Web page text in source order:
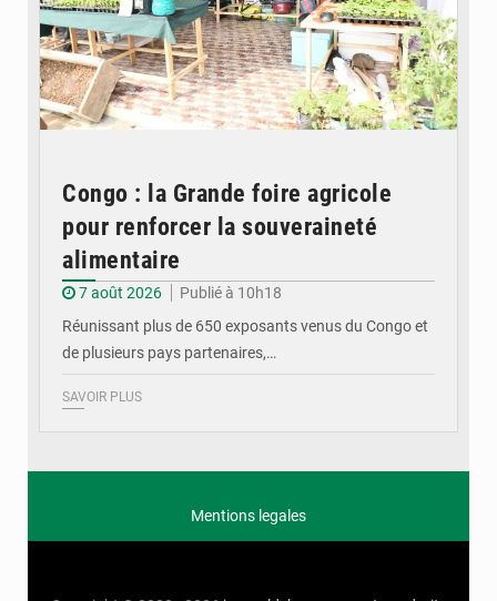
Congo : la Grande foire agricole
pour renforcer la souveraineté
alimentaire
7 août 2026
Publié à 10h18
Réunissant plus de 650 exposants venus du Congo et
de plusieurs pays partenaires,…
SAVOIR PLUS
Mentions legales